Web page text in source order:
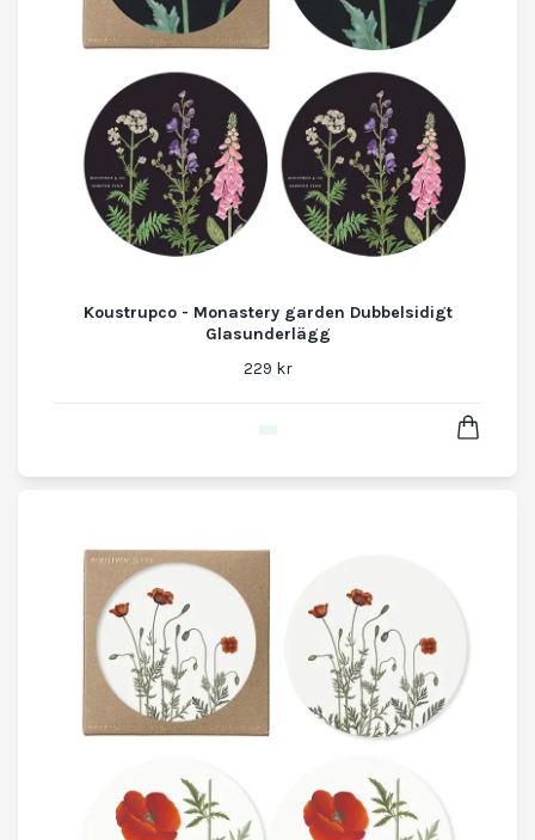
Koustrupco - Monastery garden Dubbelsidigt
Glasunderlägg
229 kr